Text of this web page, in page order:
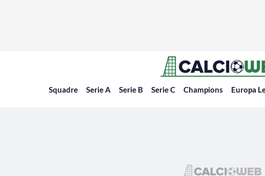
Squadre Serie A Serie B Serie C Champions Europa